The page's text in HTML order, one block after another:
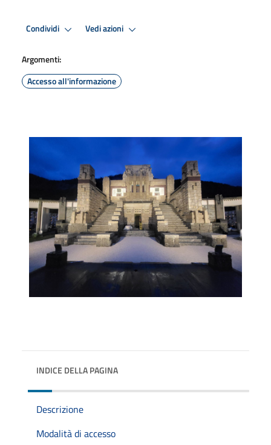
Condividi Vedi azioni
Argomenti:
Accesso all'informazione
INDICE DELLA PAGINA
Descrizione
Modalità di accesso